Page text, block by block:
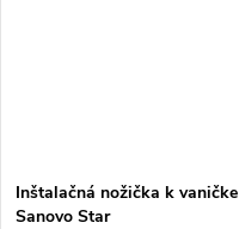
Inštalačná nožička k vaničke
Sanovo Star